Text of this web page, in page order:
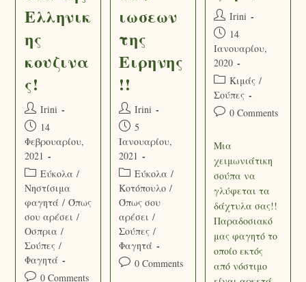
Ελληνικ
ης
κουζινα
ς!
Irini
14
Φεβρουαρίου,
2021
Εύκολα /
Νηστίσιμα
φαγητά / Όπως
σου αρέσει /
Οσπρια /
Σούπες /
Φαγητά
0 Comments
ιωσεων
της
Ειρηνης
!!
Irini
5
Ιανουαρίου,
2021
Εύκολα /
Κοτόπουλο /
Όπως σου
αρέσει /
Σούπες /
Φαγητά
0 Comments
Irini
14
Ιανουαρίου,
2020
Κιμάς /
Σούπες
0 Comments
Μια
χειμωνιάτικη
σούπα να
γλύφεται τα
δάχτυλα σας!!
Παραδοσιακό
μας φαγητό το
οποίο εκτός
από νόστιμο